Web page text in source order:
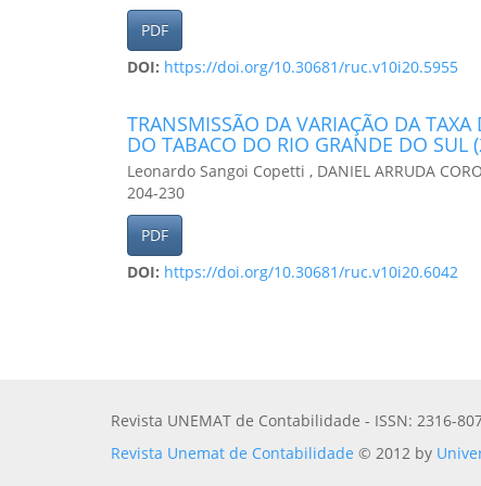
PDF
DOI: https://doi.org/10.30681/ruc.v10i20.5955
TRANSMISSÃO DA VARIAÇÃO DA
DO TABACO DO RIO GRANDE DO SUL
Leonardo Sangoi Copetti , DANIEL ARRUDA
204-230
PDF
DOI: https://doi.org/10.30681/ruc.v10i20.6042
Revista UNEMAT de Contabilidade - ISSN: 2316-
Revista Unemat de Contabilidade © 2012 by